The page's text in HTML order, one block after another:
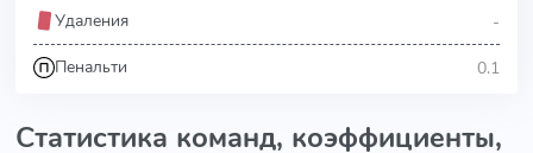
Удаления -
Пенальти 0.1
Статистика команд, коэффициенты,